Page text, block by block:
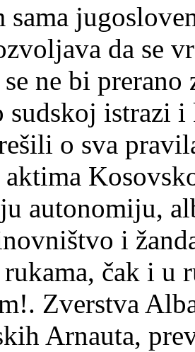
sama
da se
ne bi
sudskoj istrazi
o sva
autonomiju,
i
čak i u
Zverstva
Arnauta,